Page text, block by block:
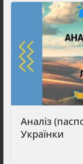
Аналіз
Українки